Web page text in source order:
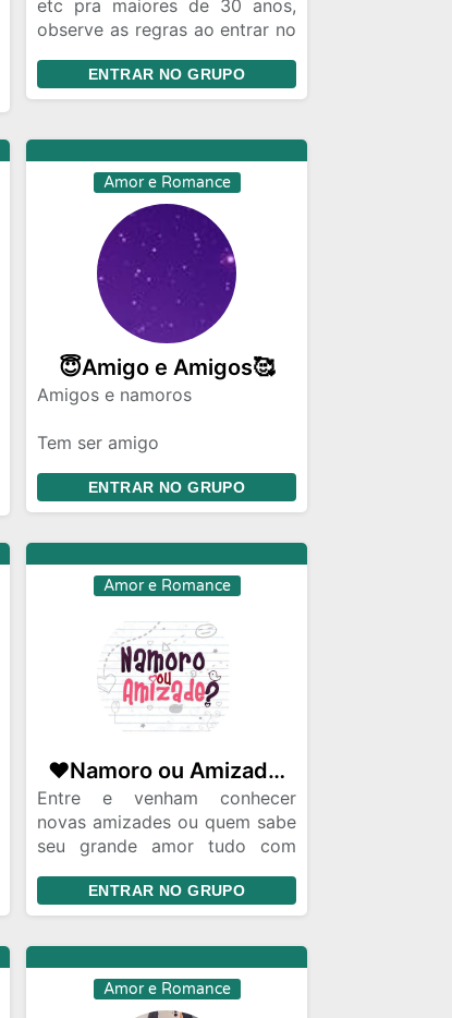
etc pra maiores de 30 anos,
observe as regras ao entrar no
ENTRAR NO GRUPO
Amor e Romance
😇Amigo e Amigos🥰
Amigos e namoros
Tem ser amigo
Tente chamar as pessoas para
conversar mais não PV
Entendeu
Boa amizade...
ENTRAR NO GRUPO
Amor e Romance
❤️Namoro ou Amizade ❤️✨Pessoas Sensatas e de Respeito ✨
Entre e venham conhecer
novas amizades ou quem sabe
seu grande amor tudo com
ENTRAR NO GRUPO
Amor e Romance